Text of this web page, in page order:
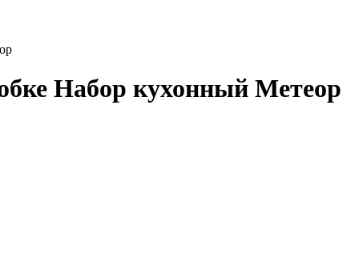
Набор кухонный Метеор